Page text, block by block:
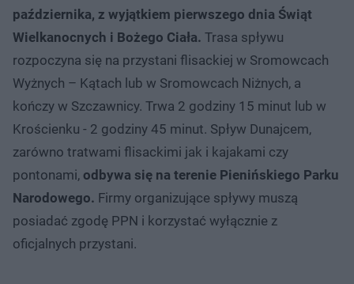
października, z wyjątkiem pierwszego dnia Świąt
Wielkanocnych i Bożego Ciała. Trasa spływu
rozpoczyna się na przystani flisackiej w Sromowcach
Wyżnych – Kątach lub w Sromowcach Niżnych, a
kończy w Szczawnicy. Trwa 2 godziny 15 minut lub w
Krościenku - 2 godziny 45 minut. Spływ Dunajcem,
zarówno tratwami flisackimi jak i kajakami czy
pontonami, odbywa się na terenie Pienińskiego Parku
Narodowego. Firmy organizujące spływy muszą
posiadać zgodę PPN i korzystać wyłącznie z
oficjalnych przystani.